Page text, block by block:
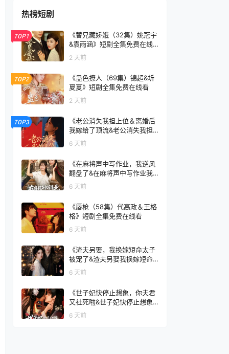
热榜短剧
TOP1
《替兄藏娇娥（32集）姚冠宇
&袁雨涵》短剧全集免费在线
看
2 天前
TOP2
《蛊色撩人（69集）锦超&圻
夏夏》短剧全集免费在线看
2 天前
TOP3
《老公消失我担上位＆离婚后
我嫁给了顶流&老公消失我担
上位离婚后我嫁给了顶流（76
集）李卓扬＆邓灵枢》短剧全
6 天前
《在麻将声中写作业，我逆风
翻盘了&在麻将声中写作业我
逆风翻盘了（60集）张颖菲＆
胡文乐》短剧全集免费在线看
6 天前
《唇枪（58集）代高政＆王格
格》短剧全集免费在线看
6 天前
《渣夫另娶，我换嫁短命太子
被宠了&渣夫另娶我换嫁短命
太子被宠了（77集）AI短剧》
短剧全集免费在线看
6 天前
《世子妃快停止想象，你夫君
又社死啦&世子妃快停止想象
你夫君又社死啦（73集）洪瑾
瑜＆常斌》短剧全集免费在线
6 天前